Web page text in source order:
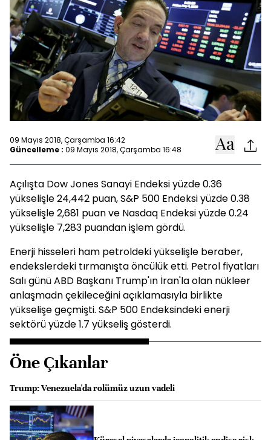
09 Mayıs 2018, Çarşamba 16:42
Güncelleme : 09 Mayıs 2018, Çarşamba 16:48
Açılışta Dow Jones Sanayi Endeksi yüzde 0.36
yükselişle 24,442 puan, S&P 500 Endeksi yüzde 0.38
yükselişle 2,681 puan ve Nasdaq Endeksi yüzde 0.24
yükselişle 7,283 puandan işlem gördü.
Enerji hisseleri ham petroldeki yükselişle beraber,
endekslerdeki tırmanışta öncülük etti. Petrol fiyatları
Salı günü ABD Başkanı Trump'ın İran'la olan nükleer
anlaşmadn çekileceğini açıklamasıyla birlikte
yükselişe geçmişti. S&P 500 Endeksindeki enerji
sektörü yüzde 1.7 yükseliş gösterdi.
Öne Çıkanlar
Trump: Venezuela'da rolümüz uzun vadeli